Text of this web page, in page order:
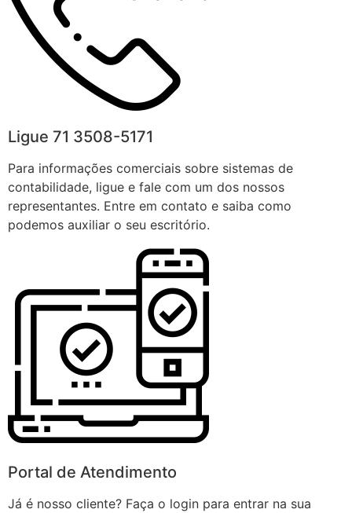
Ligue 71 3508-5171
Para informações comerciais sobre sistemas de
contabilidade, ligue e fale com um dos nossos
representantes. Entre em contato e saiba como
podemos auxiliar o seu escritório.
Portal de Atendimento
Já é nosso cliente? Faça o login para entrar na sua